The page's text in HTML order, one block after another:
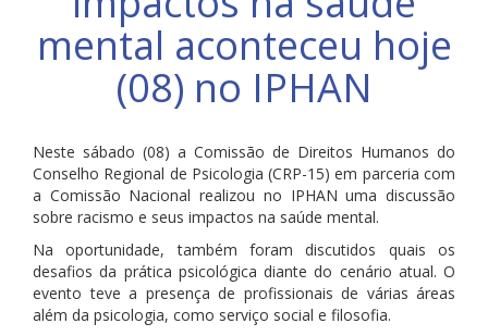
mental aconteceu hoje
(08) no IPHAN
Neste sábado (08) a Comissão de Direitos Humanos do
Conselho Regional de Psicologia (CRP-15) em parceria com
a Comissão Nacional realizou no IPHAN uma discussão
sobre racismo e seus impactos na saúde mental.
Na oportunidade, também foram discutidos quais os
desafios da prática psicológica diante do cenário atual. O
evento teve a presença de profissionais de várias áreas
além da psicologia, como serviço social e filosofia.